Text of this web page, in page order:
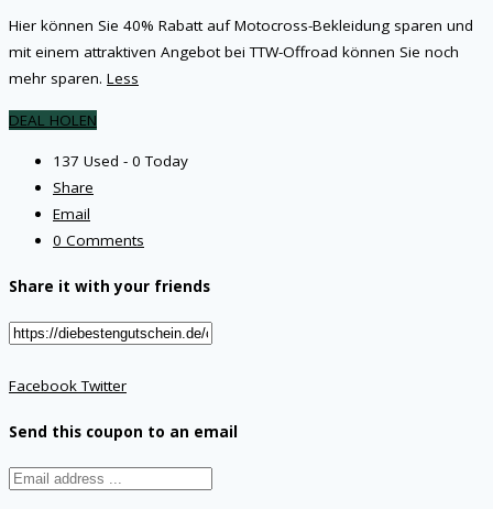
Hier können Sie 40% Rabatt auf Motocross-Bekleidung sparen und
mit einem attraktiven Angebot bei TTW-Offroad können Sie noch
mehr sparen. Less
DEAL HOLEN
137 Used - 0 Today
Share
Email
0 Comments
Share it with your friends
FacebookTwitter
Send this coupon to an email